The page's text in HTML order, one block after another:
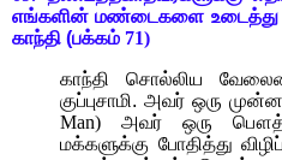
எங்களின் மண்டைகளை உடைத்து
காந்தி (பக்கம் 71)
காந்தி சொல்லிய
குப்புசாமி. அவர் ஒரு
Man) அவர் ஒரு
மக்களுக்கு போதித்து